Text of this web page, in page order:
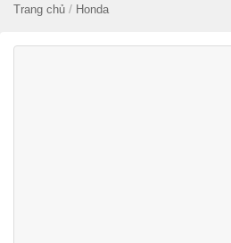
Trang chủ / Honda